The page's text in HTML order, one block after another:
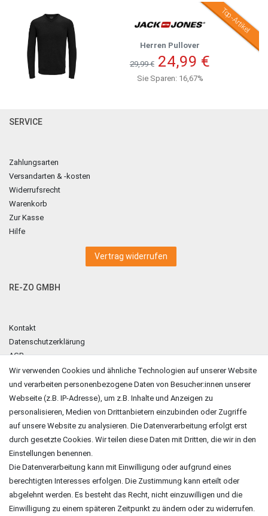
Top-Artikel
Herren Pullover
29,99 € 24,99 €
Sie Sparen: 16,67%
SERVICE
Zahlungsarten
Versandarten & -kosten
Widerrufsrecht
Warenkorb
Zur Kasse
Hilfe
Vertrag widerrufen
RE-ZO GMBH
Kontakt
Datenschutzerklärung
AGB
Impressum
ZAHLUNGSARTEN
Wir verwenden Cookies und ähnliche Technologien auf unserer Website
und verarbeiten personenbezogene Daten von Besucher:innen unserer
Webseite (z.B. IP-Adresse), um z.B. Inhalte und Anzeigen zu
personalisieren, Medien von Drittanbietern einzubinden oder Zugriffe
auf unsere Website zu analysieren. Die Datenverarbeitung erfolgt erst
durch gesetzte Cookies. Wir teilen diese Daten mit Dritten, die wir in den
Einstellungen benennen.
Die Datenverarbeitung kann mit Einwilligung oder aufgrund eines
berechtigten Interesses erfolgen. Die Zustimmung kann erteilt oder
abgelehnt werden. Es besteht das Recht, nicht einzuwilligen und die
Einwilligung zu einem späteren Zeitpunkt zu ändern oder zu widerrufen.